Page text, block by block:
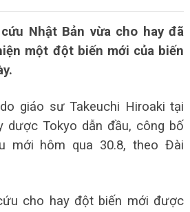
Nhật Bản vừa cho hay đã
một đột biến mới của biến
giáo sư Takeuchi Hiroaki tại
dược Tokyo dẫn đầu, công bố
mới hôm qua 30.8, theo Đài
cho hay đột biến mới được